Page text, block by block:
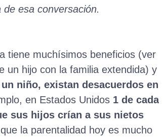
esa conversación.
tiene muchísimos beneficios (ver
un hijo con la familia extendida) y
niño, existan desacuerdos en
en Estados Unidos 1 de cada
sus hijos crían a sus nietos
la parentalidad hoy es mucho